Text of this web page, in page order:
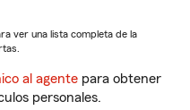
ver una lista completa de la
al agente para obtener
personales.